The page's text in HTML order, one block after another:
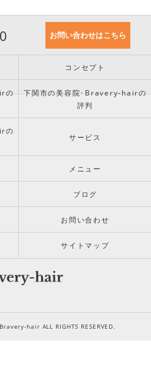
お問い合わせはこちら
コンセプト
の
下関市の美容院･Bravery-hairの
評判
の
サービス
メニュー
ブログ
お問い合わせ
サイトマップ
hair ALL RIGHTS RESERVED.